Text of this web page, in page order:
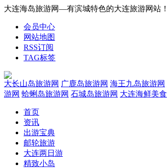
大连海岛旅游网—有滨城特色的大连旅游网站！
会员中心
网站地图
RSS订阅
TAG标签
大长山岛旅游网 广鹿岛旅游网 海王九岛旅游网
游网 蛤蜊岛旅游网 石城岛旅游网 大连海鲜美食
首页
资讯
出游宝典
邮轮旅游
大连两日游
精致小岛